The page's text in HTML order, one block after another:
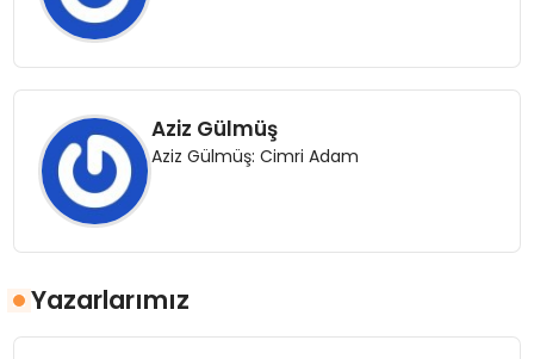
Aziz Gülmüş
Aziz Gülmüş: Cimri Adam
Yazarlarımız